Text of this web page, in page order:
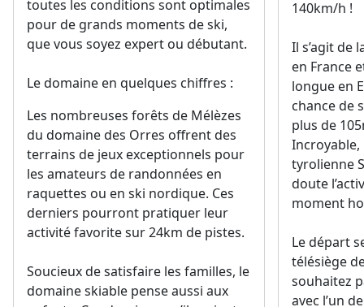
toutes les conditions sont optimales
pour de grands moments de ski,
que vous soyez expert ou débutant.
Le domaine en quelques chiffres :
Les nombreuses forêts de Mélèzes
du domaine des Orres offrent des
terrains de jeux exceptionnels pour
les amateurs de randonnées en
raquettes ou en ski nordique. Ces
derniers pourront pratiquer leur
activité favorite sur 24km de pistes.
Soucieux de satisfaire les familles, le
domaine skiable pense aussi aux
140km/h !
Il s’agit de
en France
longue en
chance de
plus de
Incroyable,
tyrolienne
doute
moment
Le départ
télésiège
souhaitez
avec l’un